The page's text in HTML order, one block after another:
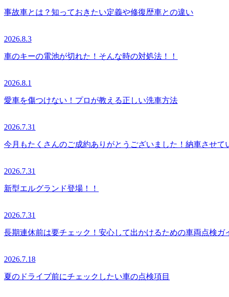
事故車とは？知っておきたい定義や修復歴車との違い
2026.8.3
車のキーの電池が切れた！そんな時の対処法！！
2026.8.1
愛車を傷つけない！プロが教える正しい洗車方法
2026.7.31
今月もたくさんのご成約ありがとうございました！納車させ
2026.7.31
新型エルグランド登場！！
2026.7.31
長期連休前は要チェック！安心して出かけるための車両点検ガ
2026.7.18
夏のドライブ前にチェックしたい車の点検項目